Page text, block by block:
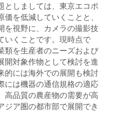
としましては、東京エコポ
を低減していくことと、
を視野に、カメラの撮影技
いくことです。現時点で
類を生産者のニーズおよび
開対象作物として検討を進
的には海外での展開も検討
には機器の通信規格の適応
高品質の農産物の需要が高
ジア圏の都市部で展開でき